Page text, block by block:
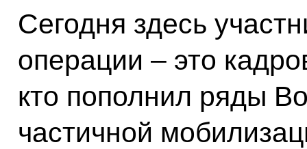
Сегодня здесь
операции – это
кто пополнил ряды
частичной